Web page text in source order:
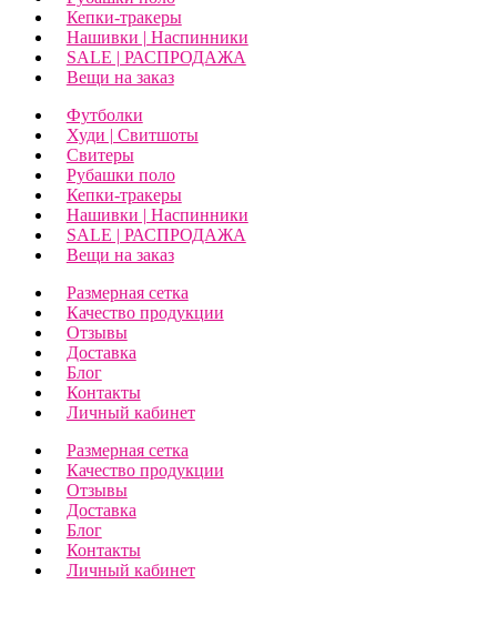
Кепки-тракеры
Нашивки | Наспинники
SALE | РАСПРОДАЖА
Вещи на заказ
Футболки
Худи | Свитшоты
Свитеры
Рубашки поло
Кепки-тракеры
Нашивки | Наспинники
SALE | РАСПРОДАЖА
Вещи на заказ
Размерная сетка
Качество продукции
Отзывы
Доставка
Блог
Контакты
Личный кабинет
Размерная сетка
Качество продукции
Отзывы
Доставка
Блог
Контакты
Личный кабинет